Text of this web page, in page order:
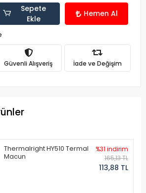
Sepete
Ekle
Hemen Al
Güvenli Alışveriş İade ve Değişim
Thermalright HY510 Termal
Macun
%31 indirim
165,13 TL
113,88 TL